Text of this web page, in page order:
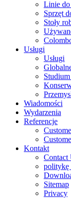
Linie do
Sprzęt
Stoły
Usługi
Usługi
Wiadomości
Wydarzenia
Referencje
Kontakt
Contact
politykę
Sitemap
Privacy